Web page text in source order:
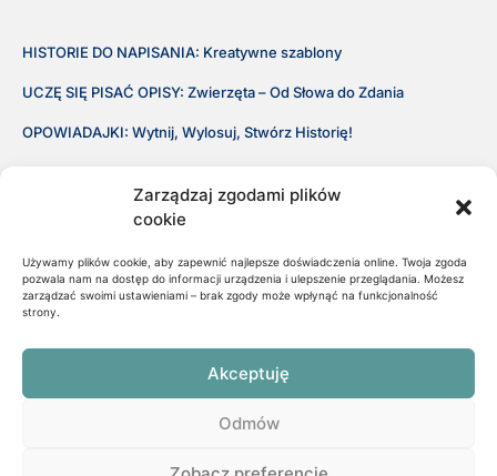
Zarządzaj zgodami plików
cookie
Używamy plików cookie, aby zapewnić najlepsze doświadczenia online. Twoja zgoda
pozwala nam na dostęp do informacji urządzenia i ulepszenie przeglądania. Możesz
zarządzać swoimi ustawieniami – brak zgody może wpłynąć na funkcjonalność
strony.
Akceptuję
Odmów
HISTORIE DO NAPISANIA: Kreatywne szablony
UCZĘ SIĘ PISAĆ OPISY: Zwierzęta – Od Słowa do Zdania
OPOWIADAJKI: Wytnij, Wylosuj, Stwórz Historię!
Polityka Prywatności
Sklep
Bez Błędów: Ortografia CH i H
Bez Błędów: Ortografia U i Ó
Wiosenne puzzle matematyczne.